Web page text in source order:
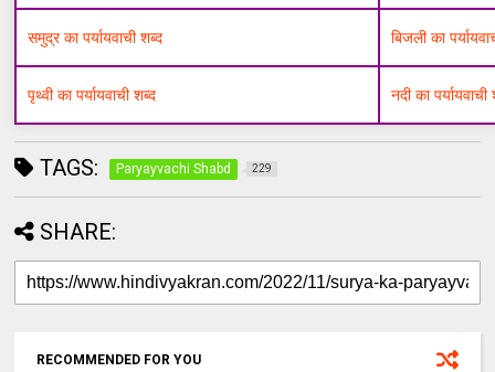
समुद्र का पर्यायवाची शब्द बिजली का
पृथ्वी का पर्यायवाची शब्द नदी का पर्यायवाची
TAGS: Paryayvachi Shabd 229
SHARE:
RECOMMENDED FOR YOU